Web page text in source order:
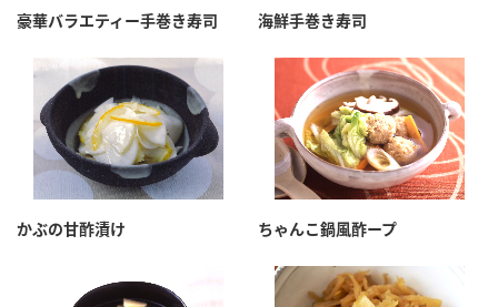
豪華バラエティー手巻き寿司 海鮮手巻き寿司
かぶの甘酢漬け ちゃんこ鍋風酢ープ